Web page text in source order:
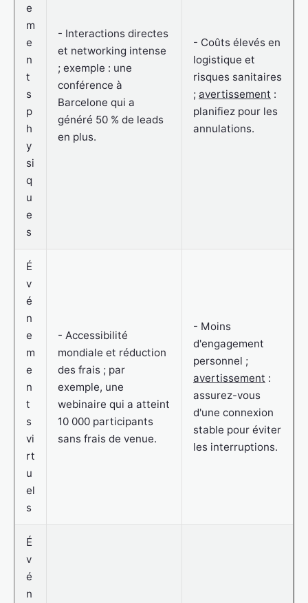
e
m
e
n
t
s
p
h
y
si
q
u
e
s
- Interactions directes
et networking intense
; exemple : une
conférence à
Barcelone qui a
généré 50 % de leads
en plus.
- Coûts élevés en
logistique et
risques sanitaires
; avertissement :
planifiez pour les
annulations.
É
v
é
n
e
m
e
n
t
s
vi
rt
u
el
s
- Accessibilité
mondiale et réduction
des frais ; par
exemple, une
webinaire qui a atteint
10 000 participants
sans frais de venue.
- Moins
d'engagement
personnel ;
avertissement :
assurez-vous
d'une connexion
stable pour éviter
les interruptions.
É
v
é
n